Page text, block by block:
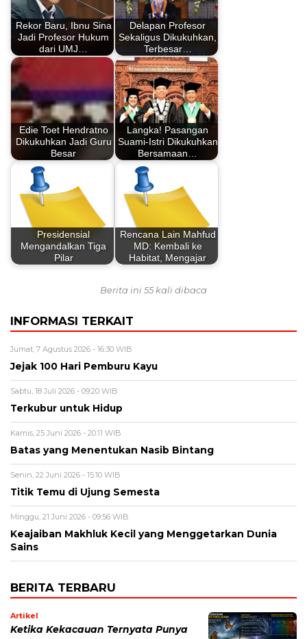
Rekor Baru, Ibnu Sina
Jadi Profesor Hukum
dari UMJ…
Delapan Profesor
Sekaligus Dikukuhkan,
Terbesar…
Edie Toet Hendratno
Dikukuhkan Jadi Guru
Besar
Langka! Pasangan
Suami-Istri Dikukuhkan
Bersamaan…
Presidensial
Mengandalkan Tiga
Pilar
Rencana Lain Mahfud
MD: Kembali ke
Habitat, Mengajar
Berita ini 55 kali dibaca
INFORMASI TERKAIT
Jumat, 7 Agustus 2026 - 16:30 WIB
Jejak 100 Hari Pemburu Kayu
Sabtu, 18 Juli 2026 - 09:20 WIB
Terkubur untuk Hidup
Kamis, 25 Juni 2026 - 20:11 WIB
Batas yang Menentukan Nasib Bintang
Senin, 22 Juni 2026 - 15:10 WIB
Titik Temu di Ujung Semesta
Minggu, 21 Juni 2026 - 09:56 WIB
Keajaiban Makhluk Kecil yang Menggetarkan Dunia
Sains
BERITA TERBARU
Artikel
Ketika Kekacauan Ternyata Punya